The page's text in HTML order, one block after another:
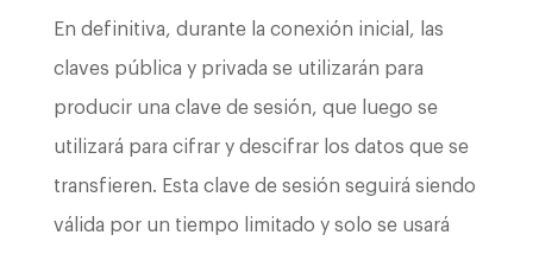
En definitiva, durante la conexión inicial, las
claves pública y privada se utilizarán para
producir una clave de sesión, que luego se
utilizará para cifrar y descifrar los datos que se
transfieren. Esta clave de sesión seguirá siendo
válida por un tiempo limitado y solo se usará